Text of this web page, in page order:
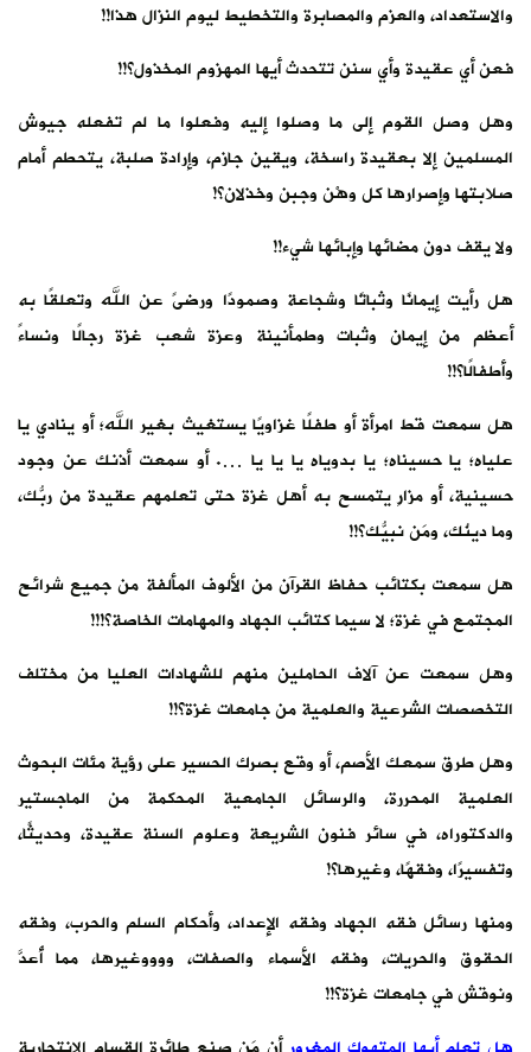
والاستعداد، والعزم والمصابرة والتخطيط ليوم النزال هذا!!
فعن أي عقيدة وأي سنن تتحدث أيها المهزوم المخذول؟!!
وهل وصل القوم إلى ما وصلوا إليه وفعلوا ما لم تفعله جيوش
المسلمين إلا بعقيدة راسخة، ويقين جازم، وإرادة صلبة، يتحطم أمام
صلابتها وإصرارها كل وهْن وجبن وخذلان؟!
ولا يقف دون مضائها وإبائها شيء!!
هل رأيت إيمانًا وثباتًا وشجاعة وصمودًا ورضىً عن الله وتعلقًا به
أعظم من إيمان وثبات وطمأنينة وعزة شعب غزة رجالًا ونساءً
وأطفالًا؟!!
هل سمعت قط امرأة أو طفلًا غزاويًا يستغيث بغير الله؛ أو ينادي يا
علياه؛ يا حسيناه؛ يا بدوياه يا يا يا …. أو سمعت أذنك عن وجود
حسينية، أو مزارٍ يتمسح به أهل غزة حتى تعلمهم عقيدة من ربُّك،
وما دينُك، ومَن نبيُّك؟!!
هل سمعت بكتائب حفاظ القرآن من الألوف المألفة من جميع شرائح
المجتمع في غزة؛ لا سيما كتائب الجهاد والمهامات الخاصة؟!!!
وهل سمعت عن آلاف الحاملين منهم للشهادات العليا من مختلف
التخصصات الشرعية والعلمية من جامعات غزة؟!!
وهل طرق سمعك الأصم، أو وقع بصرك الحسير على رؤية مئات البحوث
العلمية المحررة، والرسائل الجامعية المحكمة من الماجستير
والدكتوراه، في سائر فنون الشريعة وعلوم السنة عقيدة، وحديثًا،
وتفسيرًا، وفقهًا، وغيرها؟!
ومنها رسائل فقه الجهاد وفقه الإعداد، وأحكام السلم والحرب، وفقه
الحقوق والحريات، وفقه الأسماء والصفات، ووووغيرها، مما أُعدَّ
ونوقش في جامعات غزة؟!!